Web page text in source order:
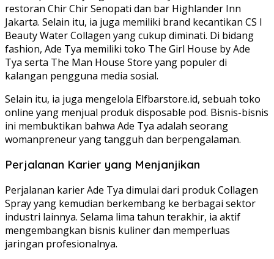
restoran Chir Chir Senopati dan bar Highlander Inn
Jakarta. Selain itu, ia juga memiliki brand kecantikan CS I
Beauty Water Collagen yang cukup diminati. Di bidang
fashion, Ade Tya memiliki toko The Girl House by Ade
Tya serta The Man House Store yang populer di
kalangan pengguna media sosial.
Selain itu, ia juga mengelola Elfbarstore.id, sebuah toko
online yang menjual produk disposable pod. Bisnis-bisnis
ini membuktikan bahwa Ade Tya adalah seorang
womanpreneur yang tangguh dan berpengalaman.
Perjalanan Karier yang Menjanjikan
Perjalanan karier Ade Tya dimulai dari produk Collagen
Spray yang kemudian berkembang ke berbagai sektor
industri lainnya. Selama lima tahun terakhir, ia aktif
mengembangkan bisnis kuliner dan memperluas
jaringan profesionalnya.